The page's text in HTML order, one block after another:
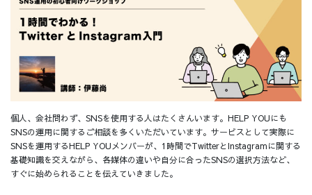
個人、会社問わず、SNSを使用する人はたくさんいます。HELP YOUにも
SNSの運用に関するご相談を多くいただいています。サービスとして実際に
SNSを運用するHELP YOUメンバーが、1時間でTwitterとInstagramに関する
基礎知識を交えながら、各媒体の違いや自分に合ったSNSの選択方法など、
すぐに始められることを伝えていきました。